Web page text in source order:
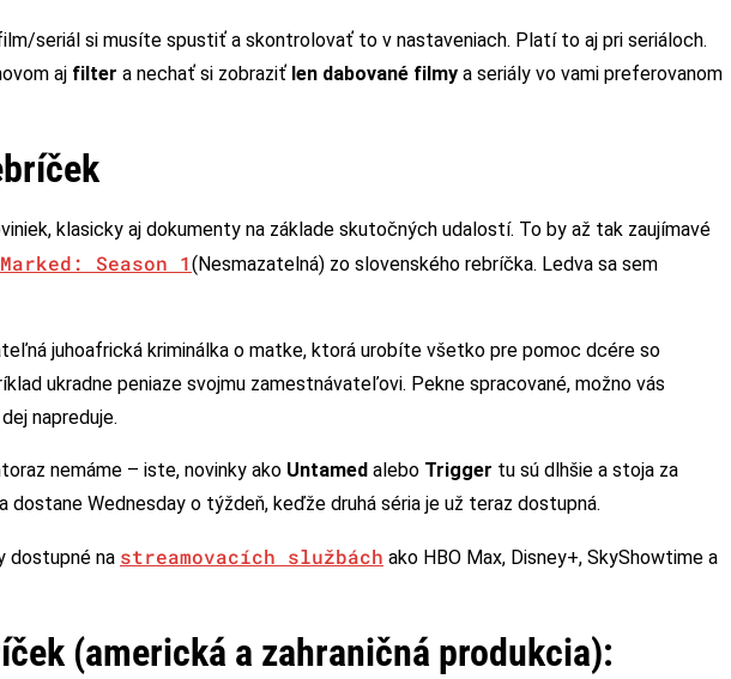
seriál si musíte spustiť a skontrolovať to v nastaveniach. Platí to aj pri seriáloch.
aj filter a nechať si zobraziť len dabované filmy a seriály vo vami preferovanom
klasicky aj dokumenty na základe skutočných udalostí. To by až tak zaujímavé
Marked: Season 1(Nesmazatelná) zo slovenského rebríčka. Ledva sa sem
juhoafrická kriminálka o matke, ktorá urobíte všetko pre pomoc dcére so
ukradne peniaze svojmu zamestnávateľovi. Pekne spracované, možno vás
napreduje.
nemáme – iste, novinky ako Untamed alebo Trigger tu sú dlhšie a stoja za
dostane Wednesday o týždeň, keďže druhá séria je už teraz dostupná.
dostupné na streamovacích službách ako HBO Max, Disney+, SkyShowtime a
(americká a zahraničná produkcia):